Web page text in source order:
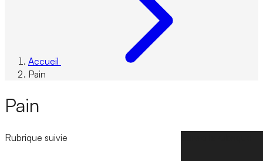
Accueil
Pain
Pain
Rubrique suivie